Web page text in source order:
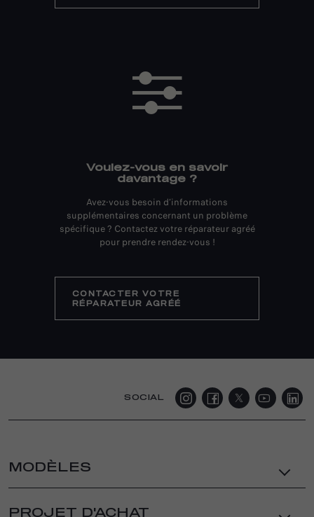
Voulez-vous en savoir
davantage ?
Avez-vous besoin d’informations
supplémentaires concernant un problème
spécifique ? Contactez votre réparateur agréé
pour prendre rendez-vous !
CONTACTER VOTRE
RÉPARATEUR AGRÉÉ
SOCIAL
MODÈLES
PROJET D'ACHAT